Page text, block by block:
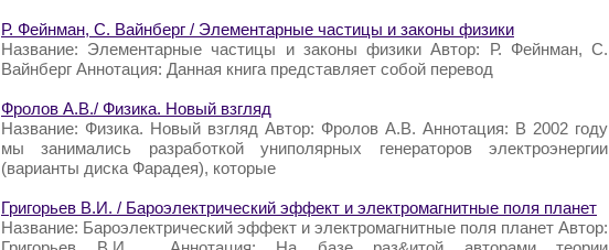
Р. Фейнман, С. Вайнберг / Элементарные частицы и законы физики
Название: Элементарные частицы и законы физики Автор: Р. Фейнман, С.
Вайнберг Аннотация: Данная книга представляет собой перевод
Фролов А.В./ Физика. Новый взгляд
Название: Физика. Новый взгляд Автор: Фролов А.В. Аннотация: В 2002 году
мы занимались разработкой униполярных генераторов электроэнергии
(варианты диска Фарадея), которые
Григорьев В.И. / Бароэлектрический эффект и электромагнитные поля планет
Название: Бароэлектрический эффект и электромагнитные поля планет Автор: